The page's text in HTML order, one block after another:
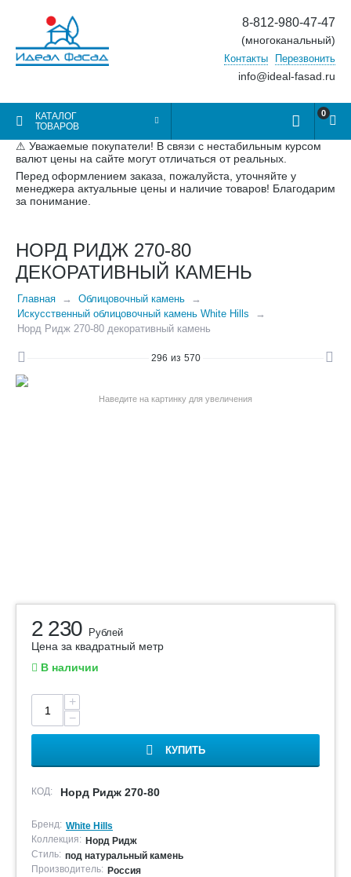
8-812-980-47-47
(многоканальный)
Контакты Перезвонить
info@ideal-fasad.ru
КАТАЛОГ
ТОВАРОВ
0
⚠ Уважаемые покупатели! В связи с нестабильным курсом
валют цены на сайте могут отличаться от реальных.
Перед оформлением заказа, пожалуйста, уточняйте у
менеджера актуальные цены и наличие товаров! Благодарим
за понимание.
НОРД РИДЖ 270-80
ДЕКОРАТИВНЫЙ КАМЕНЬ
Главная
Облицовочный камень
Искусственный облицовочный камень White Hills
Норд Ридж 270-80 декоративный камень
296 из 570
Наведите на картинку для увеличения
2 230 Рублей
Цена за квадратный метр
В наличии
+
−
КУПИТЬ
КОД: Норд Ридж 270-80
Бренд: White Hills
Коллекция: Норд Ридж
Стиль: под натуральный камень
Производитель: Россия